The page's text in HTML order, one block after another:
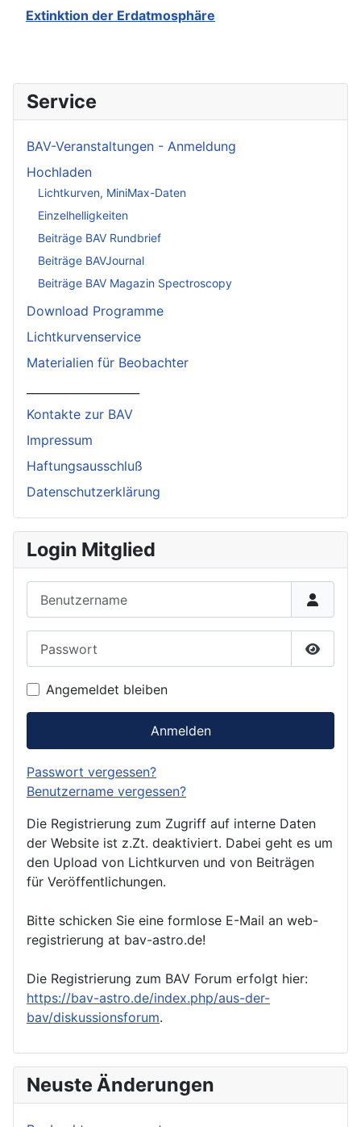
Extinktion der Erdatmosphäre
Service
BAV-Veranstaltungen - Anmeldung
Hochladen
Lichtkurven, MiniMax-Daten
Einzelhelligkeiten
Beiträge BAV Rundbrief
Beiträge BAVJournal
Beiträge BAV Magazin Spectroscopy
Download Programme
Lichtkurvenservice
Materialien für Beobachter
Kontakte zur BAV
Impressum
Haftungsausschluß
Datenschutzerklärung
Login Mitglied
Angemeldet bleiben
Anmelden
Passwort vergessen?
Benutzername vergessen?
Die Registrierung zum Zugriff auf interne Daten
der Website ist z.Zt. deaktiviert. Dabei geht es um
den Upload von Lichtkurven und von Beiträgen
für Veröffentlichungen.
Bitte schicken Sie eine formlose E-Mail an web-
registrierung at bav-astro.de!
Die Registrierung zum BAV Forum erfolgt hier:
https://bav-astro.de/index.php/aus-der-
bav/diskussionsforum.
Neuste Änderungen